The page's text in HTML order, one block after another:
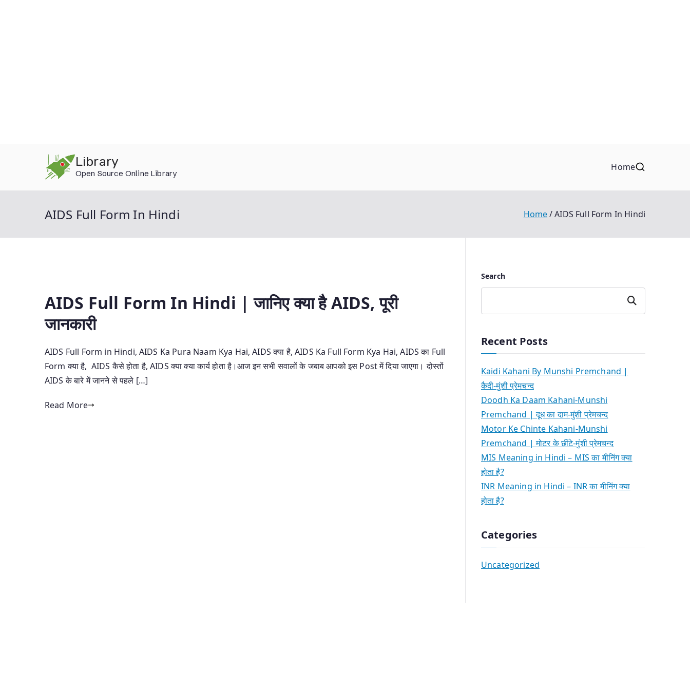
Library
Open Source Online Library
Home
AIDS Full Form In Hindi Home AIDS Full Form In Hindi
AIDS Full Form In Hindi | जानिए क्या है AIDS, पूरी
जानकारी
AIDS Full Form in Hindi, AIDS Ka Pura Naam Kya Hai, AIDS क्या है, AIDS Ka Full Form Kya Hai, AIDS का Full
Form क्या है, AIDS कैसे होता है, AIDS क्या क्या कार्य होता है।आज इन सभी सवालों के जबाब आपको इस Post में दिया जाएगा। दोस्तों
AIDS के बारे में जानने से पहले […]
Read More
Search
Search
Recent Posts
Kaidi Kahani By Munshi Premchand |
कैदी-मुंशी प्रेमचन्द
Doodh Ka Daam Kahani-Munshi
Premchand | दूध का दाम-मुंशी प्रेमचन्द
Motor Ke Chinte Kahani-Munshi
Premchand | मोटर के छींटे-मुंशी प्रेमचन्द
MIS Meaning in Hindi – MIS का मीनिंग क्या
होता है?
INR Meaning in Hindi – INR का मीनिंग क्या
होता है?
Categories
Uncategorized